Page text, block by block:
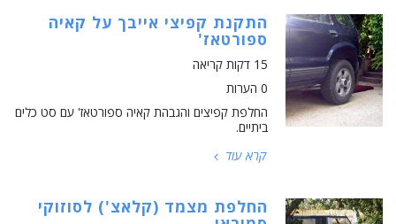
התקנת קפיצי אייבך על קאיה
ספורטאז'
15 דקות קריאה
0 הערות
החלפת קפיצים והגבהת קאיה ספורטאז' עם סט כלים
ביתיים.
קרא עוד
החלפת מצמד (קלאצ') לסוזוקי